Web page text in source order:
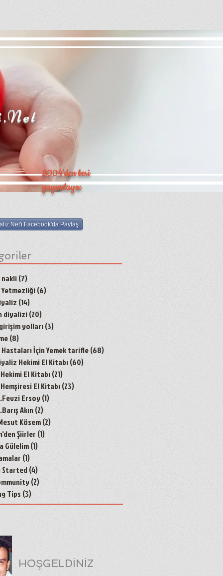
2004'den beri
yayındayız
Facebook'da Paylaş
(7)
(6)
(14)
diyalizi(20)
yolları(3)
(8)
İçin Yemek tarifle(68)
Hekimi El Kitabı(60)
El Kitabı(21)
El Kitabı(23)
Ersoy(1)
Akın(2)
Kösem(2)
Şiirler (1)
Gülelim(1)
(1)
Started(4)
(2)
Tips (3)
HOŞGELDİNİZ